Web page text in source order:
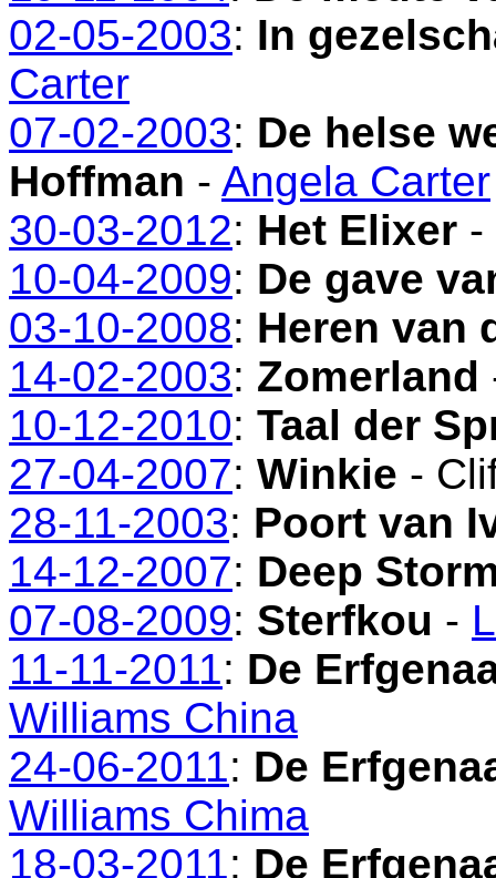
02-05-2003: In
Carter
07-02-2003: De helse
Hoffman - Angela Carter
30-03-2012: Het Elixer -
10-04-2009: De gave
03-10-2008: Heren van
14-02-2003: Zomerland
10-12-2010: Taal der
27-04-2007: Winkie -
28-11-2003: Poort van
14-12-2007: Deep
07-08-2009: Sterfkou -
11-11-2011: De
Williams China
24-06-2011: De
Williams Chima
18-03-2011: De